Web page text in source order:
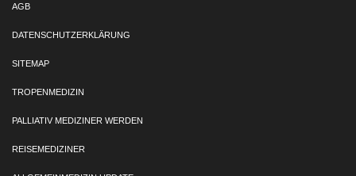
AGB
DATENSCHUTZERKLÄRUNG
SITEMAP
TROPENMEDIZIN
PALLIATIV MEDIZINER WERDEN
REISEMEDIZINER